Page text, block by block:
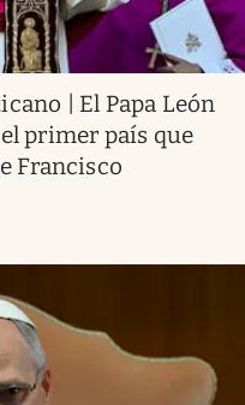
| El Papa León
primer país que
Francisco